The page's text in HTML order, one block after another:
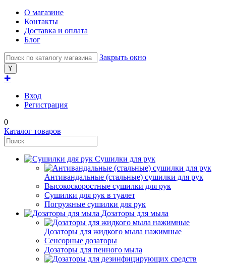
О магазине
Контакты
Доставка и оплата
Блог
Закрыть окно
✚
Вход
Регистрация
0
Каталог товаров
Сушилки для рук
Антивандальные (стальные) сушилки для рук
Высокоскоростные сушилки для рук
Сушилки для рук в туалет
Погружные сушилки для рук
Дозаторы для мыла
Дозаторы для жидкого мыла нажимные
Сенсорные дозаторы
Дозаторы для пенного мыла